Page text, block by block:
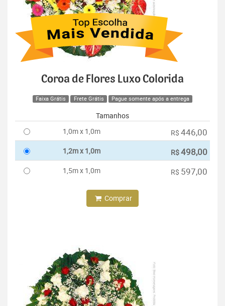
Coroa de Flores Luxo Colorida
Faixa Grátis Frete Grátis Pague somente após a entrega
Tamanhos
1,0m x 1,0m
R$ 446,00
1,2m x 1,0m R$498,00
1,5m x 1,0m R$ 597,00
Comprar